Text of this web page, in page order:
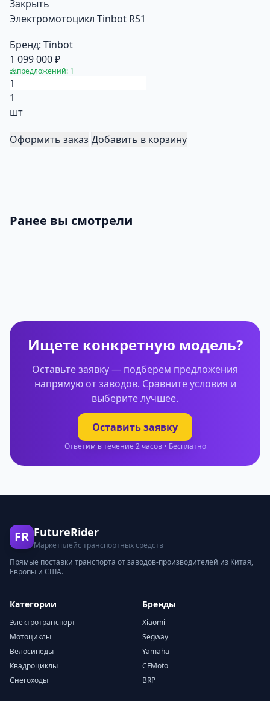
Закрыть
Электромотоцикл Tinbot RS1
Бренд: Tinbot
1 099 000 ₽
предложений: 1
1
шт
Оформить заказ Добавить в корзину
Ранее вы смотрели
Ищете конкретную модель?
Оставьте заявку — подберем предложения
напрямую от заводов. Сравните условия и
выберите лучшее.
Оставить заявку
Ответим в течение 2 часов • Бесплатно
FR FutureRider
Маркетплейс транспортных средств
Прямые поставки транспорта от заводов-производителей из Китая,
Европы и США.
Категории
Электротранспорт
Мотоциклы
Велосипеды
Квадроциклы
Снегоходы
Бренды
Xiaomi
Segway
Yamaha
CFMoto
BRP